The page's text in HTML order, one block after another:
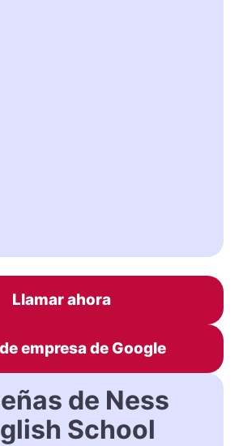
Llamar ahora
empresa de Google
de Ness
School